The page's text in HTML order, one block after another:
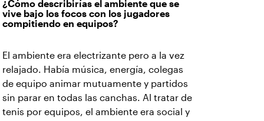
¿Cómo describirías el ambiente que se
vive bajo los focos con los jugadores
compitiendo en equipos?
El ambiente era electrizante pero a la vez
relajado. Había música, energía, colegas
de equipo animar mutuamente y partidos
sin parar en todas las canchas. Al tratar de
tenis por equipos, el ambiente era social y